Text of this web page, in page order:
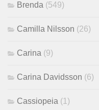
Brenda (549)
Camilla Nilsson (26)
Carina (9)
Carina Davidsson (6)
Cassiopeia (1)